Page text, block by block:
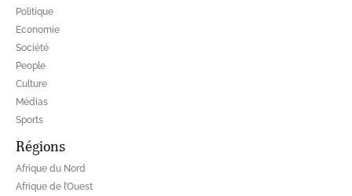
Politique
Economie
Société
People
Culture
Médias
Sports
Régions
Afrique du Nord
Afrique de l’Ouest